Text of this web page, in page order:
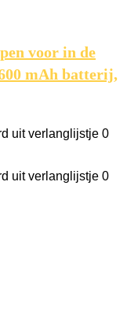
voor in de
mAh batterij,
uit verlanglijstje 0
uit verlanglijstje 0